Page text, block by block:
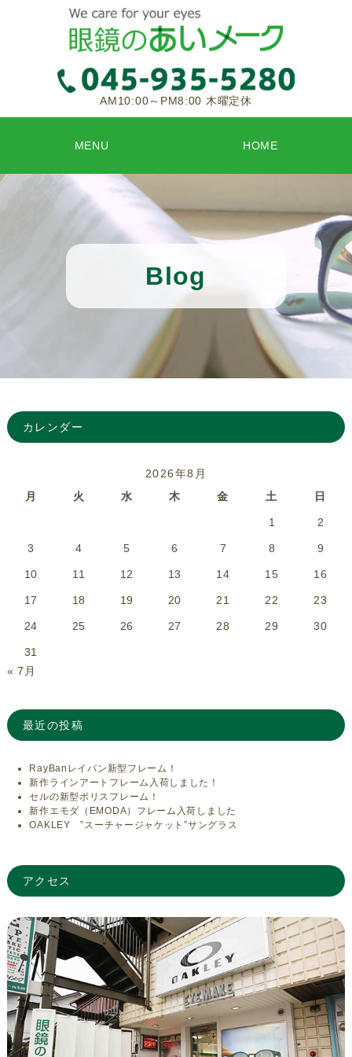
AM10:00～PM8:00 木曜定休
MENU HOME
Blog
カレンダー
2026年8月
月
火 水 木 金 土 日
1 2
3 4 5 6 7 8 9
10 11 12 13 14 15 16
17 18 19 20 21 22 23
24 25 26 27 28 29 30
31
« 7月
最近の投稿
RayBanレイバン新型フレーム！
新作ラインアートフレーム入荷しました！
セルの新型ポリスフレーム！
新作エモダ（EMODA）フレーム入荷しました
OAKLEY ”スーチャージャケット”サングラス
アクセス